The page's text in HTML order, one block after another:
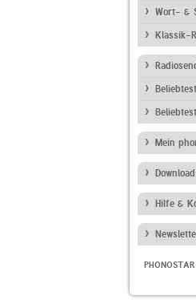
Wort- &
Klassik-
Mein
Hilfe &